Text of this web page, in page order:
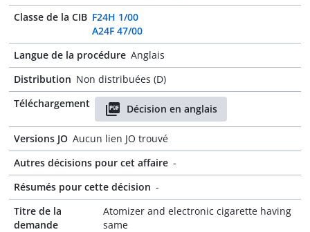
Classe de la CIB F24H 1/00
A24F 47/00
Langue de la procédure Anglais
Distribution Non distribuées (D)
Téléchargement
Décision en anglais
Versions JO Aucun lien JO trouvé
Autres décisions pour cet affaire -
Résumés pour cette décision -
Titre de la
demande
Atomizer and electronic cigarette having
same